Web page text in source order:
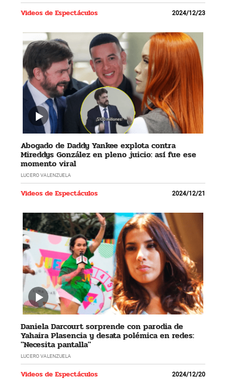
Videos de Espectáculos 2024/12/23
Abogado de Daddy Yankee explota contra
Mireddys González en pleno juicio: así fue ese
momento viral
LUCERO VALENZUELA
Videos de Espectáculos 2024/12/21
Daniela Darcourt sorprende con parodia de
Yahaira Plasencia y desata polémica en redes:
"Necesita pantalla"
LUCERO VALENZUELA
Videos de Espectáculos 2024/12/20